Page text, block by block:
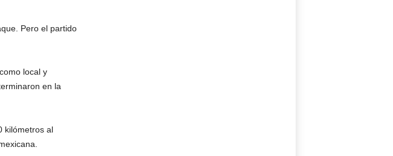
Pero el partido
local y
en la
kilómetros al